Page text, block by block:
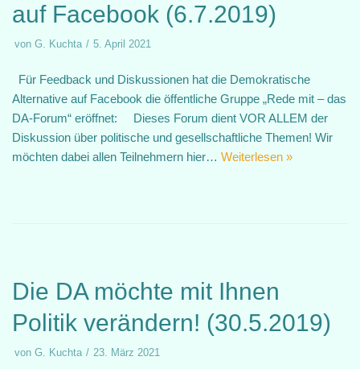
auf Facebook (6.7.2019)
von G. Kuchta 5. April 2021
Für Feedback und Diskussionen hat die Demokratische
Alternative auf Facebook die öffentliche Gruppe „Rede mit – das
DA-Forum“ eröffnet: Dieses Forum dient VOR ALLEM der
Diskussion über politische und gesellschaftliche Themen! Wir
möchten dabei allen Teilnehmern hier… Weiterlesen »
Die DA möchte mit Ihnen
Politik verändern! (30.5.2019)
von G. Kuchta 23. März 2021